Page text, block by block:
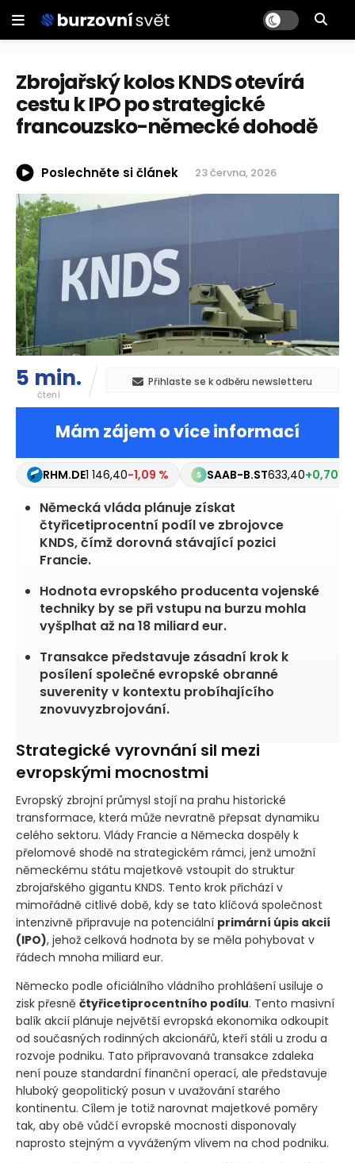
Zbrojařský kolos KNDS otevírá
cestu k IPO po strategické
francouzsko-německé dohodě
Poslechněte si článek 23 června, 2026
5 min.
čtení
Přihlaste se k odběru newsletteru
Mám zájem o více informací
RHM.DE1 146,40-1,09 % SAAB-B.ST633,40+0,70 %
Německá vláda plánuje získat
čtyřicetiprocentní podíl ve zbrojovce
KNDS, čímž dorovná stávající pozici
Francie.
Hodnota evropského producenta vojenské
techniky by se při vstupu na burzu mohla
vyšplhat až na 18 miliard eur.
Transakce představuje zásadní krok k
posílení společné evropské obranné
suverenity v kontextu probíhajícího
znovuvyzbrojování.
Strategické vyrovnání sil mezi
evropskými mocnostmi
Evropský zbrojní průmysl stojí na prahu historické
transformace, která může nevratně přepsat dynamiku
celého sektoru. Vlády Francie a Německa dospěly k
přelomové shodě na strategickém rámci, jenž umožní
německému státu majetkově vstoupit do struktur
zbrojařského gigantu KNDS. Tento krok přichází v
mimořádně citlivé době, kdy se tato klíčová společnost
intenzivně připravuje na potenciální primární úpis akcií
(IPO), jehož celková hodnota by se měla pohybovat v
řádech mnoha miliard eur.
Německo podle oficiálního vládního prohlášení usiluje o
zisk přesně čtyřicetiprocentního podílu. Tento masivní
balík akcií plánuje největší evropská ekonomika odkoupit
od současných rodinných akcionářů, kteří stáli u zrodu a
rozvoje podniku. Tato připravovaná transakce zdaleka
není pouze standardní finanční operací, ale představuje
hluboký geopolitický posun v uvažování starého
kontinentu. Cílem je totiž narovnat majetkové poměry
tak, aby obě vůdčí evropské mocnosti disponovaly
naprosto stejným a vyváženým vlivem na chod podniku.